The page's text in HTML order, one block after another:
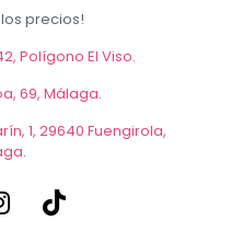
precios!
Polígono El Viso.
69, Málaga.
1, 29640 Fuengirola,
.